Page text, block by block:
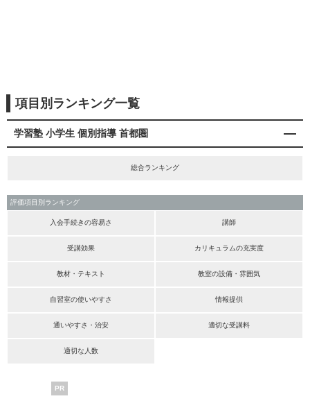
項目別ランキング一覧
学習塾 小学生 個別指導 首都圏
総合ランキング
評価項目別ランキング
入会手続きの容易さ 講師
受講効果 カリキュラムの充実度
教材・テキスト 教室の設備・雰囲気
自習室の使いやすさ 情報提供
通いやすさ・治安 適切な受講料
適切な人数
PR